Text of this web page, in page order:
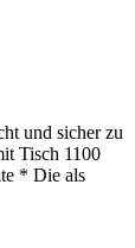
und sicher zu
Tisch 1100
* Die als